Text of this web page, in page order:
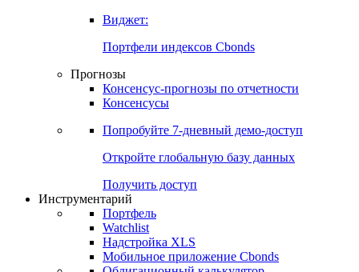
Виджет:
Портфели индексов Cbonds
Прогнозы
Консенсус-прогнозы по отчетности
Консенсусы
Попробуйте 7-дневный демо-доступ
Откройте глобальную базу данных
Получить доступ
Инструментарий
Портфель
Watchlist
Надстройка XLS
Мобильное приложение Cbonds